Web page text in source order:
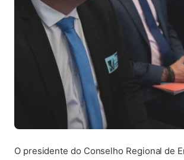
O presidente do Conselho Regional de